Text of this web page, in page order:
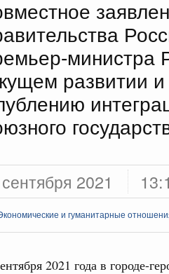
министра
развитии
2021
и гуманитарные
2021 года в городе-
Демография
Здоровье
Образование
Культура
Общество
Государство
программы